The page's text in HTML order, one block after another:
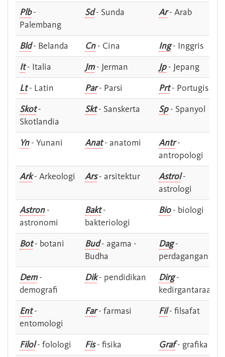
Plb-
Palembang
Sd- Sunda Ar- Arab
Bld- Belanda Cn- Cina Ing- Inggris
It- Italia Jm- Jerman Jp- Jepang
Lt- Latin Par- Parsi Prt- Portugis
Skot-
Skotlandia
Skt- Sanskerta Sp- Spanyol
Yn- Yunani Anat- anatomi Antr-
antropologi
Ark- Arkeologi Ars- arsitektur Astrol-
astrologi
Astron-
astronomi
Bakt-
bakteriologi
Bio- biologi
Bot- botani Bud- agama -
Budha
Dag-
perdagangan
Dem-
demografi
Dik- pendidikan Dirg-
kedirgantaraan
Ent-
entomologi
Far- farmasi Fil- filsafat
Filol- folologi Fis- fisika Graf- grafika